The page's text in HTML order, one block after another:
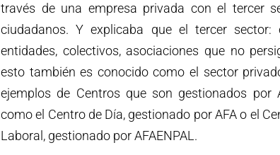
través de una empresa privada con el tercer
ciudadanos. Y explicaba que el tercer
entidades, colectivos, asociaciones que no
esto también es conocido como el sector
ejemplos de Centros que son gestionados por
como el Centro de Día, gestionado por AFA o el
Laboral, gestionado por AFAENPAL.